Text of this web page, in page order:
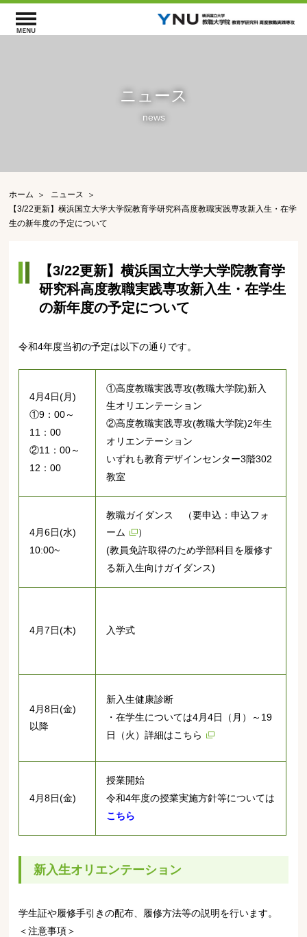
ニュース
news
ホーム
ニュース
【3/22更新】横浜国立大学大学院教育学研究科高度教職実践専攻新入生・在学
生の新年度の予定について
【3/22更新】横浜国立大学大学院教育学
研究科高度教職実践専攻新入生・在学生
の新年度の予定について
令和4年度当初の予定は以下の通りです。
4月4日(月)
①9：00～
11：00
②11：00～
12：00
①高度教職実践専攻(教職大学院)新入
生オリエンテーション
②高度教職実践専攻(教職大学院)2年生
オリエンテーション
いずれも教育デザインセンター3階302
教室
4月6日(水)
10:00~
教職ガイダンス （要申込： 申込フォ
ーム
）
(教員免許取得のため学部科目を履修す
る新入生向けガイダンス)
4月7日(木) 入学式
4月8日(金)
以降
新入生健康診断
・在学生については4月4日（月）～19
日（火）詳細はこちら
4月8日(金)
授業開始
令和4年度の授業実施方針等については
こちら
新入生オリエンテーション
学生証や履修手引きの配布、履修方法等の説明を行います。
＜注意事項＞